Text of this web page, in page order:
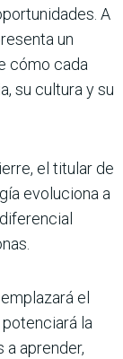
A
un
cómo cada
su cultura y su
el titular de
evoluciona a
el
la
aprender,